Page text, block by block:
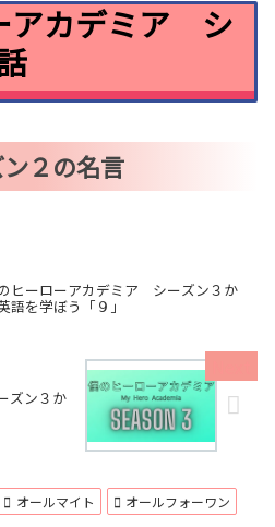
アカデミア シ
２の名言
ヒーローアカデミア シーズン３か
語を学ぼう「９」
ズン３か
オールマイト オールフォーワン